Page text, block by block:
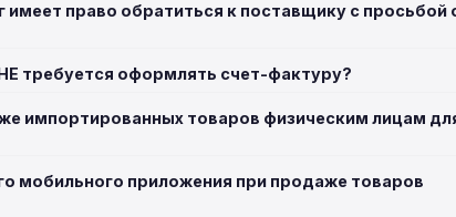
имеет право обратиться к поставщику с просьбой
требуется оформлять счет-фактуру?
импортированных товаров физическим лицам
мобильного приложения при продаже товаров